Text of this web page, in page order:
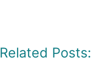
Related Posts: